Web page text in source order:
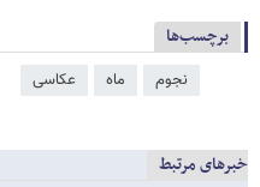
برچسب‌ها
نجوم ماه عکاسی
خبرهای مرتبط